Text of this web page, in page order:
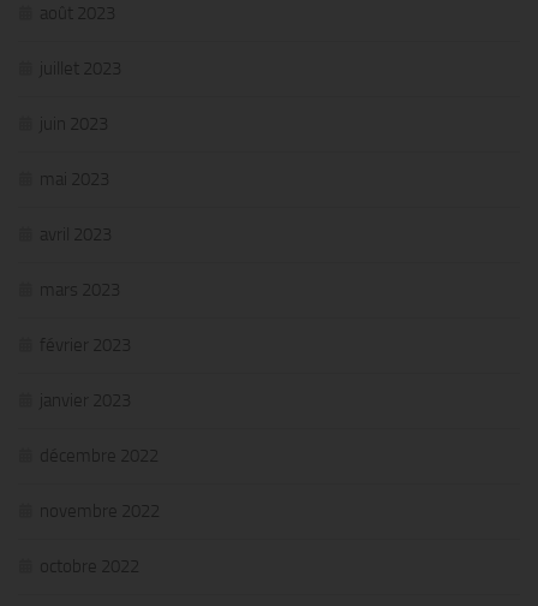
août 2023
juillet 2023
juin 2023
mai 2023
avril 2023
mars 2023
février 2023
janvier 2023
décembre 2022
novembre 2022
octobre 2022